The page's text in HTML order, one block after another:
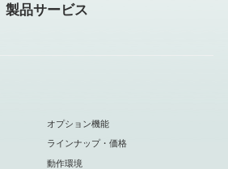
製品サービス
オプション機能
ラインナップ・価格
動作環境